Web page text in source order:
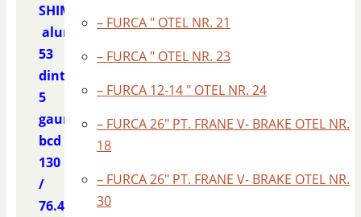
SHIMANO
aluminiu
53
dinti
5
gauri
bcd
130
/
76.4
– FURCA ″ OTEL NR. 21
– FURCA ″ OTEL NR. 23
– FURCA 12-14 ″ OTEL NR. 24
– FURCA 26″ PT. FRANE V- BRAKE OTEL NR.
18
– FURCA 26″ PT. FRANE V- BRAKE OTEL NR.
30